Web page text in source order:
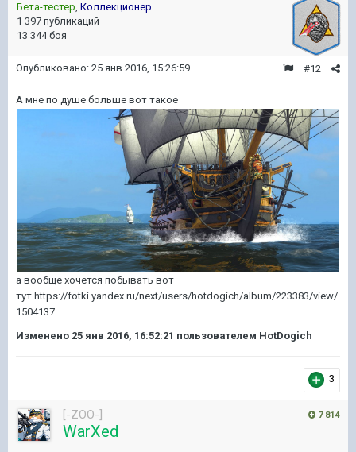
Бета-тестер, Коллекционер
1 397 публикаций
13 344 боя
#12
Опубликовано: 25 янв 2016, 15:26:59
А мне по душе больше вот такое
а вообще хочется побывать вот
тут https://fotki.yandex.ru/next/users/hotdogich/album/223383/view/
1504137
Изменено 25 янв 2016, 16:52:21 пользователем HotDogich
3
7 814
[-ZOO-]
WarXed